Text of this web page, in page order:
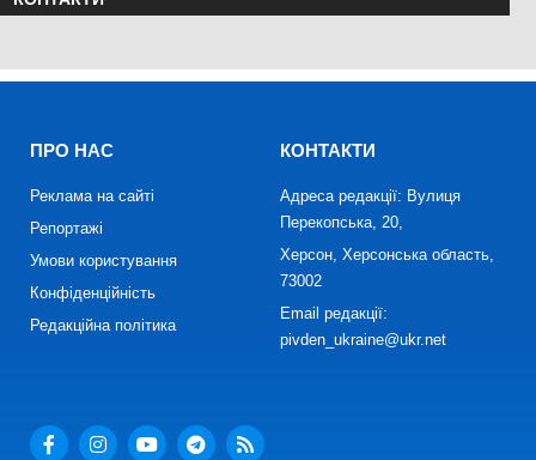
ПРО НАС
Реклама на сайті
Репортажі
Умови користування
Конфіденційність
Редакційна політика
КОНТАКТИ
Адреса редакції: Вулиця
Перекопська, 20,
Херсон, Херсонська область,
73002
Email редакції:
pivden_ukraine@ukr.net